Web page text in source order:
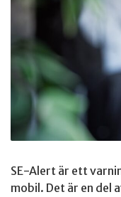
SE-Alert är ett
mobil. Det är en del